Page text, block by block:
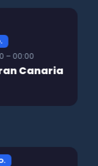
– 00:00
Canaria